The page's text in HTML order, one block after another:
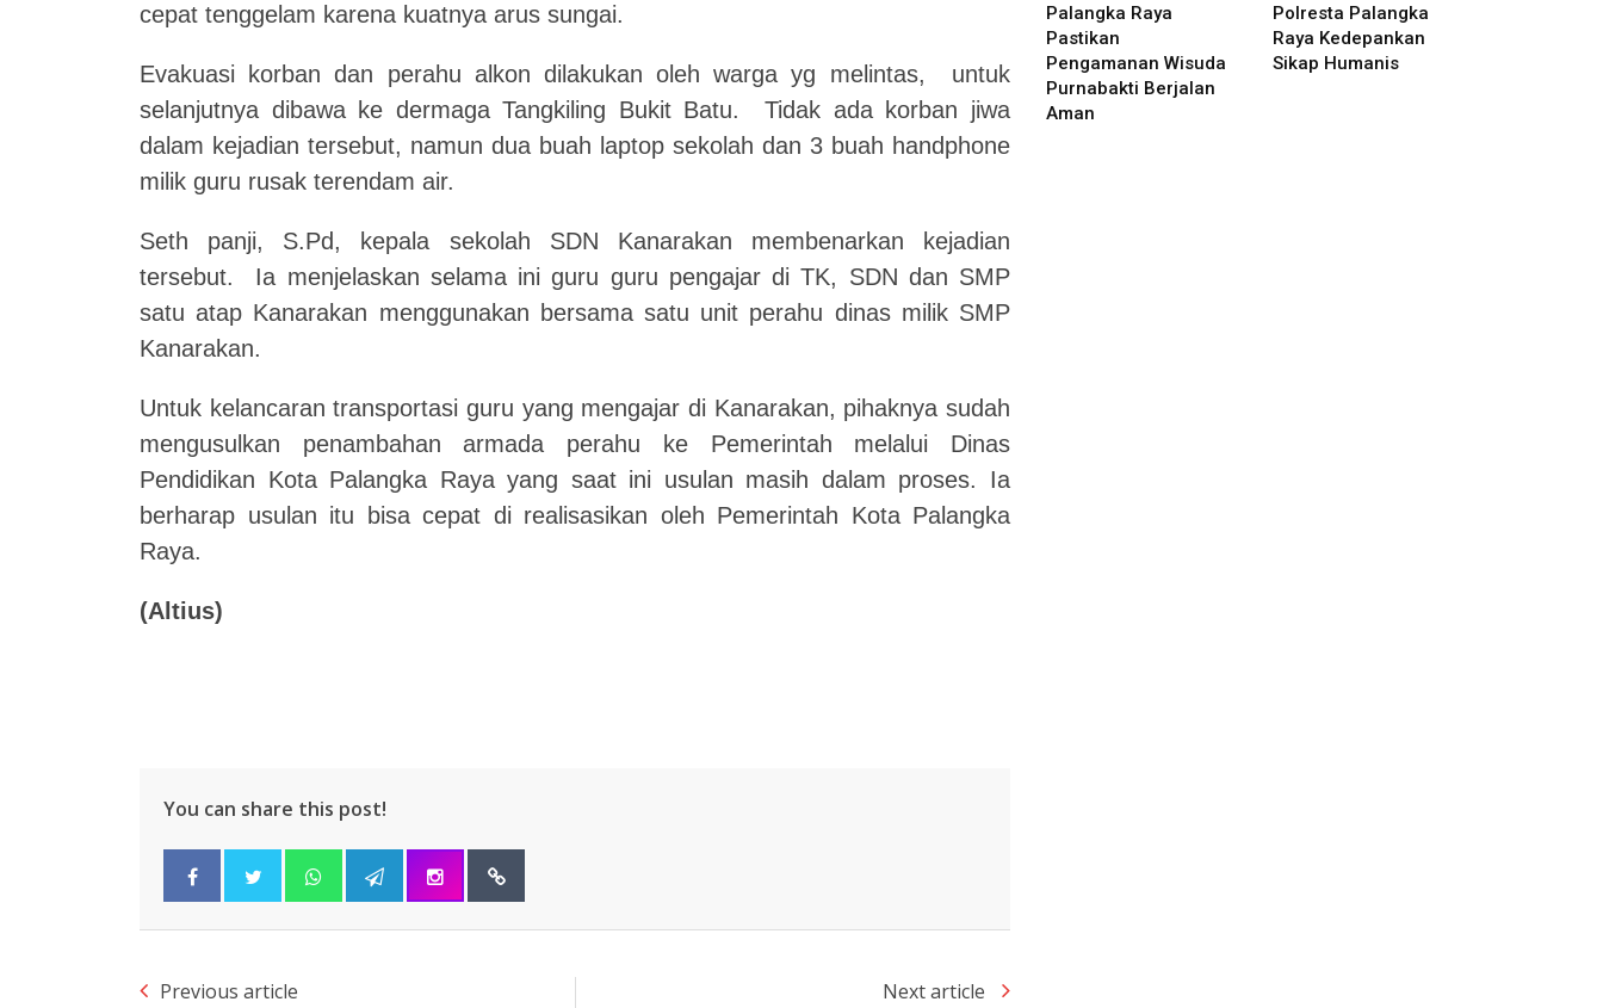
cepat tenggelam karena kuatnya arus sungai.
Evakuasi korban dan perahu alkon dilakukan oleh warga yg melintas, untuk
selanjutnya dibawa ke dermaga Tangkiling Bukit Batu. Tidak ada korban jiwa
dalam kejadian tersebut, namun dua buah laptop sekolah dan 3 buah handphone
milik guru rusak terendam air.
Seth panji, S.Pd, kepala sekolah SDN Kanarakan membenarkan kejadian
tersebut. Ia menjelaskan selama ini guru guru pengajar di TK, SDN dan SMP
satu atap Kanarakan menggunakan bersama satu unit perahu dinas milik SMP
Kanarakan.
Untuk kelancaran transportasi guru yang mengajar di Kanarakan, pihaknya sudah
mengusulkan penambahan armada perahu ke Pemerintah melalui Dinas
Pendidikan Kota Palangka Raya yang saat ini usulan masih dalam proses. Ia
berharap usulan itu bisa cepat di realisasikan oleh Pemerintah Kota Palangka
Raya.
(Altius)
You can share this post!
Previous article Next article
Palangka Raya
Pastikan
Pengamanan Wisuda
Purnabakti Berjalan
Aman
Polresta Palangka
Raya Kedepankan
Sikap Humanis